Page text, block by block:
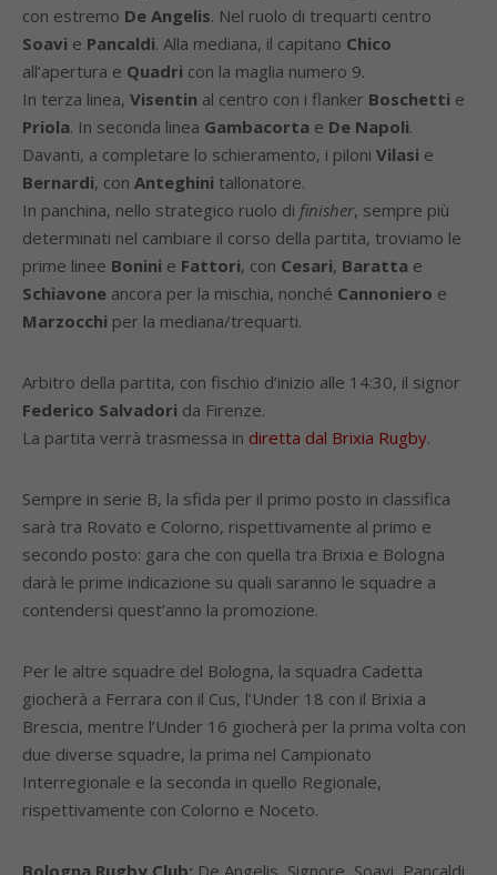
con estremo De Angelis. Nel ruolo di trequarti centro
Soavi e Pancaldi. Alla mediana, il capitano Chico
all’apertura e Quadri con la maglia numero 9.
In terza linea, Visentin al centro con i flanker Boschetti e
Priola. In seconda linea Gambacorta e De Napoli.
Davanti, a completare lo schieramento, i piloni Vilasi e
Bernardi, con Anteghini tallonatore.
In panchina, nello strategico ruolo di finisher, sempre più
determinati nel cambiare il corso della partita, troviamo le
prime linee Bonini e Fattori, con Cesari, Baratta e
Schiavone ancora per la mischia, nonché Cannoniero e
Marzocchi per la mediana/trequarti.
Arbitro della partita, con fischio d’inizio alle 14:30, il signor
Federico Salvadori da Firenze.
La partita verrà trasmessa in diretta dal Brixia Rugby.
Sempre in serie B, la sfida per il primo posto in classifica
sarà tra Rovato e Colorno, rispettivamente al primo e
secondo posto: gara che con quella tra Brixia e Bologna
darà le prime indicazione su quali saranno le squadre a
contendersi quest’anno la promozione.
Per le altre squadre del Bologna, la squadra Cadetta
giocherà a Ferrara con il Cus, l’Under 18 con il Brixia a
Brescia, mentre l’Under 16 giocherà per la prima volta con
due diverse squadre, la prima nel Campionato
Interregionale e la seconda in quello Regionale,
rispettivamente con Colorno e Noceto.
Bologna Rugby Club: De Angelis, Signore, Soavi, Pancaldi,